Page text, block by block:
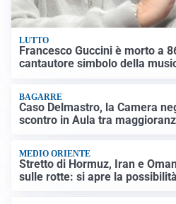
LUTTO
Francesco Guccini è morto a
cantautore simbolo della
BAGARRE
Caso Delmastro, la Camera
scontro in Aula tra
MEDIO ORIENTE
Stretto di Hormuz, Iran e
sulle rotte: si apre la